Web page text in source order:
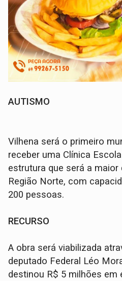
AUTISMO
Vilhena será o primeiro
receber uma Clínica
estrutura que será a
Região Norte, com
200 pessoas.
RECURSO
A obra será viabilizada
deputado Federal Léo
destinou R$ 5 milhões em